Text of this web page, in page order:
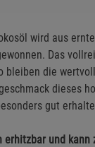
wird aus
Das
bleiben die
dieses
gut
erhitzbar und kann